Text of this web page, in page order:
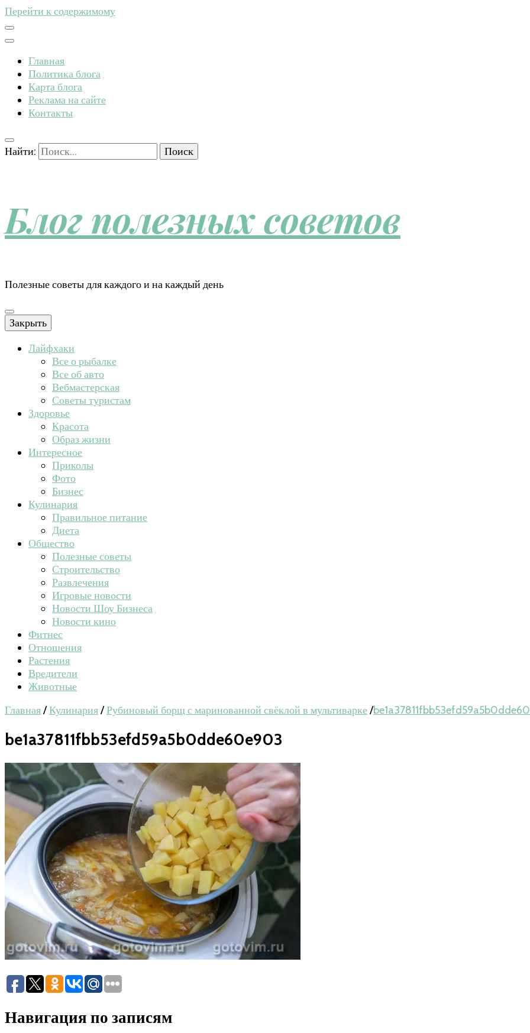
Перейти к содержимому
Главная
Политика блога
Карта блога
Реклама на сайте
Контакты
Найти:
Блог полезных советов
Полезные советы для каждого и на каждый день
Закрыть
Лайфхаки
Все о рыбалке
Все об авто
Вебмастерская
Советы туристам
Здоровье
Красота
Образ жизни
Интересное
Приколы
Фото
Бизнес
Кулинария
Правильное питание
Диета
Общество
Полезные советы
Строительство
Развлечения
Игровые новости
Новости Шоу Бизнеса
Новости кино
Фитнес
Отношения
Растения
Вредители
Животные
Главная/Кулинария/Рубиновый борщ с маринованной свёклой в мультиварке/
be1a37811fbb53efd59a5b0dde60e903
Навигация по записям